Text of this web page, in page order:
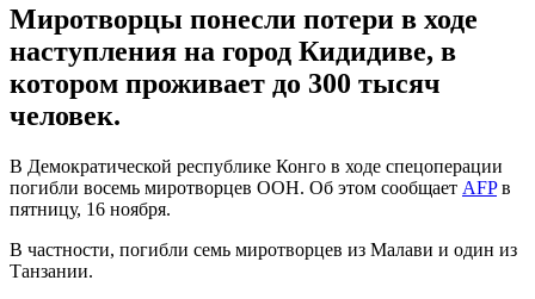
Миротворцы понесли потери в ходе
наступления на город Кидидиве, в
котором проживает до 300 тысяч
человек.
В Демократической республике Конго в ходе спецоперации
погибли восемь миротворцев ООН. Об этом сообщает AFPв
пятницу, 16 ноября.
В частности, погибли семь миротворцев из Малави и один из
Танзании.